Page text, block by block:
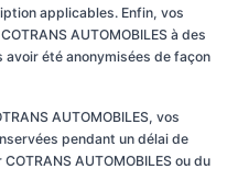
applicables. Enfin, vos
AUTOMOBILES à des
été anonymisées de façon
AUTOMOBILES, vos
pendant un délai de
AUTOMOBILES ou du